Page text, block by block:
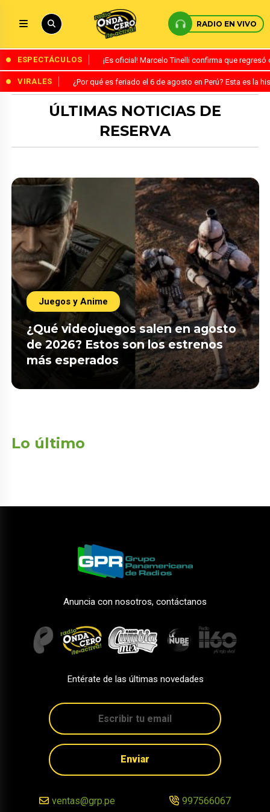
RADIO EN VIVO
ESPECTÁCULOS ¡Es oficial! Marcelo Tinelli confirma que
VIRALES ¿Por qué es feriado el 6 de agosto en Perú? Esta es la
ÚLTIMAS NOTICIAS DE
RESERVA
Juegos y Anime
¿Qué videojuegos salen en agosto
de 2026? Estos son los estrenos
más esperados
Lo último
Anuncia con nosotros, contáctanos
Entérate de las últimas novedades
Enviar
ventas@grp.pe 997566067